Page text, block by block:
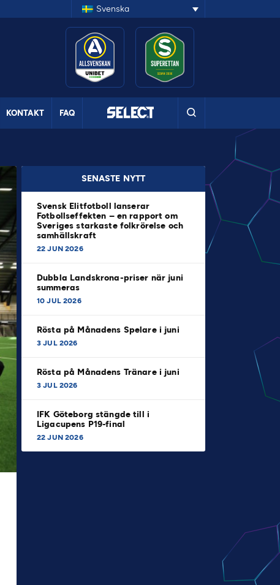
Svenska
KONTAKT FAQ
SENASTE NYTT
Svensk Elitfotboll lanserar
Fotbollseffekten – en rapport om
Sveriges starkaste folkrörelse och
samhällskraft
22 JUN 2026
Dubbla Landskrona-priser när juni
summeras
10 JUL 2026
Rösta på Månadens Spelare i juni
3 JUL 2026
Rösta på Månadens Tränare i juni
3 JUL 2026
IFK Göteborg stängde till i
Ligacupens P19-final
22 JUN 2026